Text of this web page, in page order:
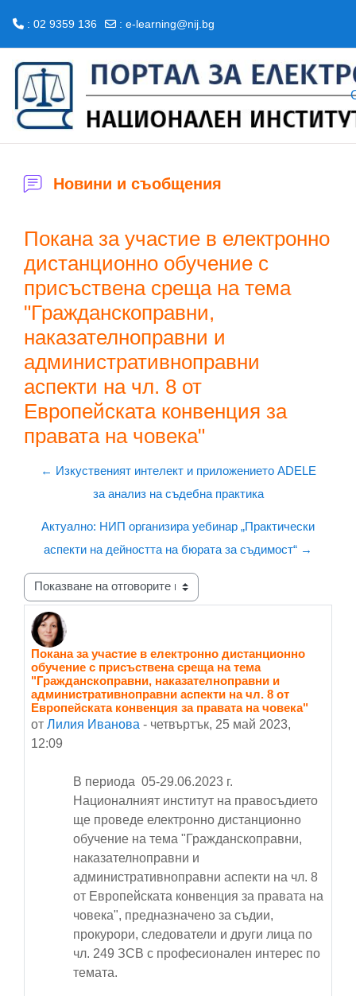
: 02 9359 136 : e-learning@nij.bg
Новини и съобщения
Покана за участие в електронно
дистанционно обучение с
присъствена среща на тема
"Гражданскоправни,
наказателноправни и
административноправни
аспекти на чл. 8 от
Eвропейската конвенция за
правата на човека"
← Изкуственият интелект и приложението ADELE
за анализ на съдебна практика
Актуално: НИП организира уебинар „Практически
аспекти на дейността на бюрата за съдимост“ →
Начин на показване
Покана за участие в електронно дистанционно
обучение с присъствена среща на тема
"Гражданскоправни, наказателноправни и
административноправни аспекти на чл. 8 от
Eвропейската конвенция за правата на човека"
от Лилия Иванова - четвъртък, 25 май 2023,
12:09
Number of replies: 0
В периода 05-29.06.2023 г.
Националният институт на правосъдието
ще проведе електронно дистанционно
обучение на тема "Гражданскоправни,
наказателноправни и
административноправни аспекти на чл. 8
от Eвропейската конвенция за правата на
човека", предназначено за съдии,
прокурори, следователи и други лица по
чл. 249 ЗСВ с професионален интерес по
темата.